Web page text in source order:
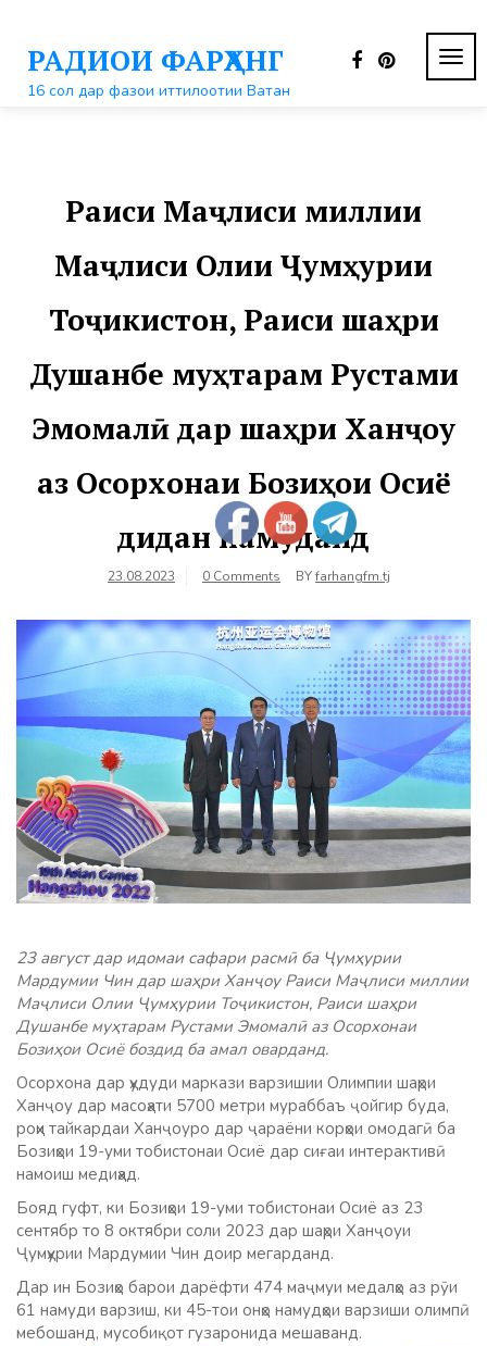
контентуРАДИОИ ФАРҲАНГ
16 сол дар фазои иттилоотии Ватан
Раиси Маҷлиси миллии
Маҷлиси Олии Ҷумҳурии
Тоҷикистон, Раиси шаҳри
Душанбе муҳтарам Рустами
Эмомалӣ дар шаҳри Ханҷоу
аз Осорхонаи Бозиҳои Осиё
дидан намуданд
23.08.2023 0 Comments BYfarhangfm.tj
23 август дар идомаи сафари расмӣ ба Ҷумҳурии
Мардумии Чин дар шаҳри Ханҷоу Раиси Маҷлиси миллии
Маҷлиси Олии Ҷумҳурии Тоҷикистон, Раиси шаҳри
Душанбе муҳтарам Рустами Эмомалӣ аз Осорхонаи
Бозиҳои Осиё боздид ба амал оварданд.
Осорхона дар ҳудуди маркази варзишии Олимпии шаҳри
Ханҷоу дар масоҳати 5700 метри мураббаъ ҷойгир буда,
роҳи тайкардаи Ханҷоуро дар ҷараёни корҳои омодагӣ ба
Бозиҳои 19-уми тобистонаи Осиё дар сиғаи интерактивӣ
намоиш медиҳад.
Бояд гуфт, ки Бозиҳои 19-уми тобистонаи Осиё аз 23
сентябр то 8 октябри соли 2023 дар шаҳри Ханҷоуи
Ҷумҳурии Мардумии Чин доир мегарданд.
Дар ин Бозиҳо барои дарёфти 474 маҷмуи медалҳо аз рӯи
61 намуди варзиш, ки 45-тои онҳо намудҳои варзиши олимпӣ
мебошанд, мусобиқот гузаронида мешаванд.